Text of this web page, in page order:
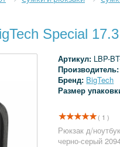
Special
Артикул: LBP-
Производитель:
Бренд: BigTech
Размер
( 1 )
Рюкзак д/
черно-серый